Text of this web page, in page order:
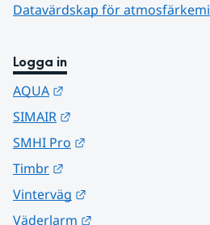
Datavärdskap för atmosfärkemi
Logga in
AQUA
SIMAIR
SMHI Pro
Timbr
Vinterväg
Väderlarm